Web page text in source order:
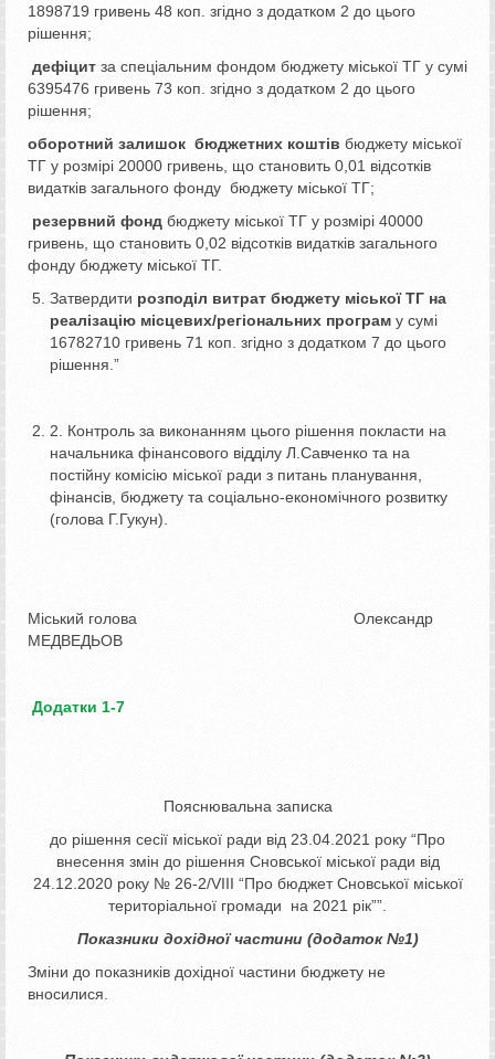
1898719 гривень 48 коп. згідно з додатком 2 до цього
рішення;
дефіцит за спеціальним фондом бюджету міської ТГ у сумі
6395476 гривень 73 коп. згідно з додатком 2 до цього
рішення;
оборотний залишок бюджетних коштів бюджету міської
ТГ у розмірі 20000 гривень, що становить 0,01 відсотків
видатків загального фонду бюджету міської ТГ;
резервний фонд бюджету міської ТГ у розмірі 40000
гривень, що становить 0,02 відсотків видатків загального
фонду бюджету міської ТГ.
Затвердити розподіл витрат бюджету міської ТГ на
реалізацію місцевих/регіональних програм у сумі
16782710 гривень 71 коп. згідно з додатком 7 до цього
рішення.”
2. Контроль за виконанням цього рішення покласти на
начальника фінансового відділу Л.Савченко та на
постійну комісію міської ради з питань планування,
фінансів, бюджету та соціально-економічного розвитку
(голова Г.Гукун).
Міський голова Олександр
МЕДВЕДЬОВ
Додатки 1-7
Пояснювальна записка
до рішення сесії міської ради від 23.04.2021 року “Про
внесення змін до рішення Сновської міської ради від
24.12.2020 року № 26-2/VIII “Про бюджет Сновської міської
територіальної громади на 2021 рік””.
Показники дохідної частини (додаток №1)
Зміни до показників дохідної частини бюджету не
вносилися.